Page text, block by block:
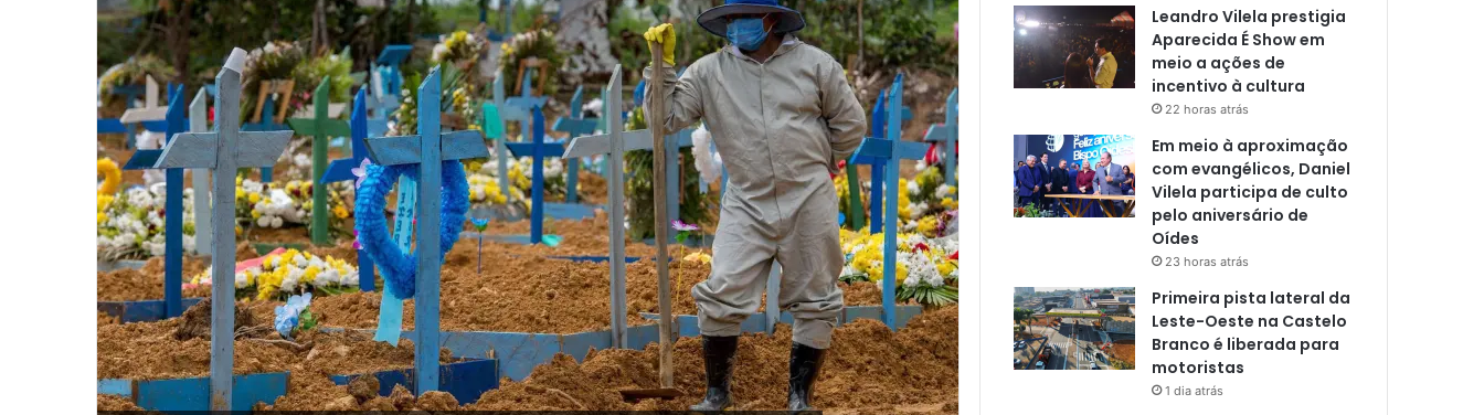
Leandro Vilela prestigia
Aparecida É Show em
meio a ações de
incentivo à cultura
22 horas atrás
Em meio à aproximação
com evangélicos, Daniel
Vilela participa de culto
pelo aniversário de
Oídes
23 horas atrás
Primeira pista lateral da
Leste-Oeste na Castelo
Branco é liberada para
motoristas
1 dia atrás